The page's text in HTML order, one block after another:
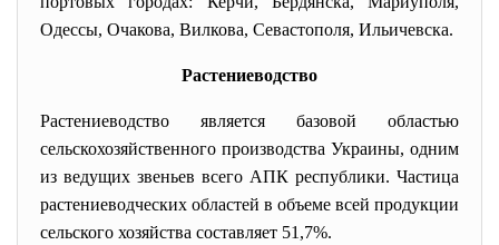
Одессы, Очакова, Вилкова, Севастополя, Ильичевска.
Растениеводство
Растениеводство является базовой областью
сельскохозяйственного производства Украины, одним
из ведущих звеньев всего АПК республики. Частица
растениеводческих областей в объеме всей продукции
сельского хозяйства составляет 51,7%.